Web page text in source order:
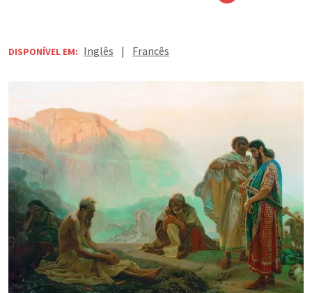
DISPONÍVEL EM: Inglês | Francês